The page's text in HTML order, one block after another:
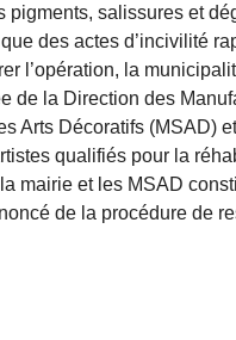
pigments, salissures et
des actes d’incivilité
l’opération, la
de la Direction des
Arts Décoratifs (MSAD)
qualifiés pour la
mairie et les MSAD
de la procédure de